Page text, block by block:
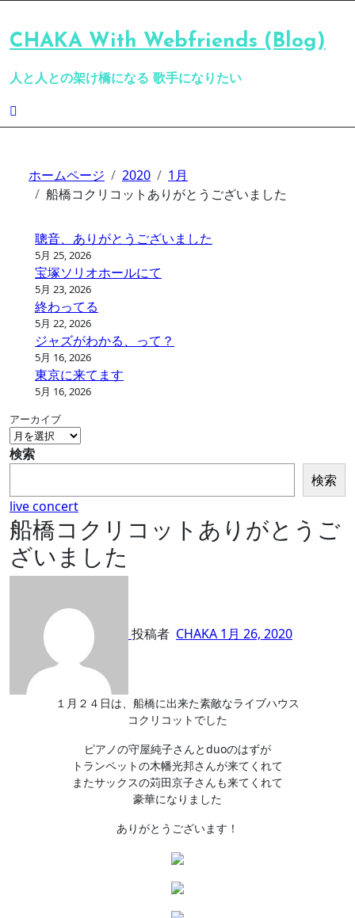
を
キ
ッ
プ
CHAKA With Webfriends (Blog)
人と人との架け橋になる 歌手になりたい
ホームページ 2020
1月
船橋コクリコットありがとうございました
聰音、ありがとうございました
5月 25, 2026
宝塚ソリオホールにて
5月 23, 2026
終わってる
5月 22, 2026
ジャズがわかる、って？
5月 16, 2026
東京に来てます
5月 16, 2026
アーカイブ
検索
検索
live concert
船橋コクリコットありがとうご
ざいました
投稿者 CHAKA 1月 26, 2020
１月２４日は、船橋に出来た素敵なライブハウス
コクリコットでした
ピアノの守屋純子さんとduoのはずが
トランペットの木幡光邦さんが来てくれて
またサックスの苅田京子さんも来てくれて
豪華になりました
ありがとうございます！